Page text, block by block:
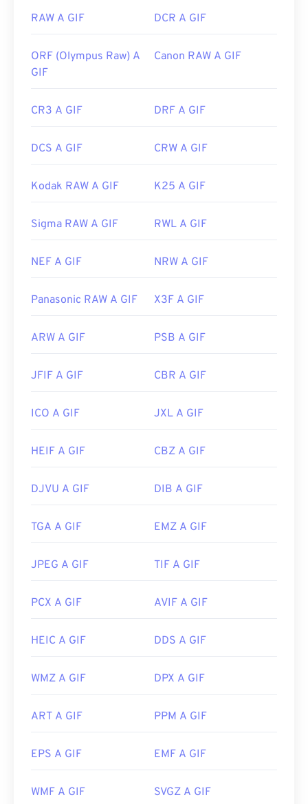
RAW A GIF DCR A GIF
ORF (Olympus Raw) A
GIF
Canon RAW A GIF
CR3 A GIF DRF A GIF
DCS A GIF CRW A GIF
Kodak RAW A GIF K25 A GIF
Sigma RAW A GIF RWL A GIF
NEF A GIF NRW A GIF
Panasonic RAW A GIF X3F A GIF
ARW A GIF PSB A GIF
JFIF A GIF CBR A GIF
ICO A GIF JXL A GIF
HEIF A GIF CBZ A GIF
DJVU A GIF DIB A GIF
TGA A GIF EMZ A GIF
JPEG A GIF TIF A GIF
PCX A GIF AVIF A GIF
HEIC A GIF DDS A GIF
WMZ A GIF DPX A GIF
ART A GIF PPM A GIF
EPS A GIF EMF A GIF
WMF A GIF SVGZ A GIF